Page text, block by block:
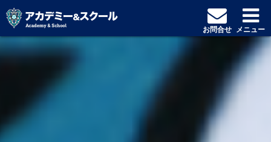
お問合せ メニュー